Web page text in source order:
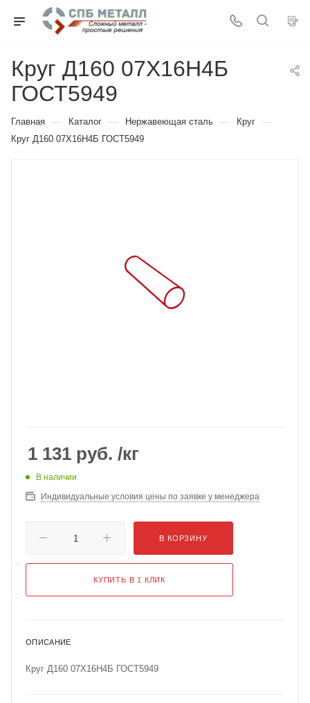
Круг Д160 07Х16Н4Б
ГОСТ5949
Главная — Каталог — Нержавеющая сталь — Круг —
Круг Д160 07Х16Н4Б ГОСТ5949
1 131 руб. /кг
В наличии
Индивидуальные условия цены по заявке у менеджера
В КОРЗИНУ
КУПИТЬ В 1 КЛИК
ОПИСАНИЕ
Круг Д160 07Х16Н4Б ГОСТ5949